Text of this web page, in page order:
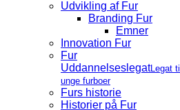
Udvikling af Fur
Branding Fur
Emner
Innovation Fur
Fur
UddannelseslegatLegat til
unge furboer
Furs historie
Historier på Fur